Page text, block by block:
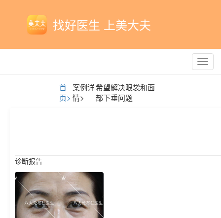
找好医生 上美大夫
首
页>
案例详
情>
希望解决眼袋和面
部下垂问题
诊断报告